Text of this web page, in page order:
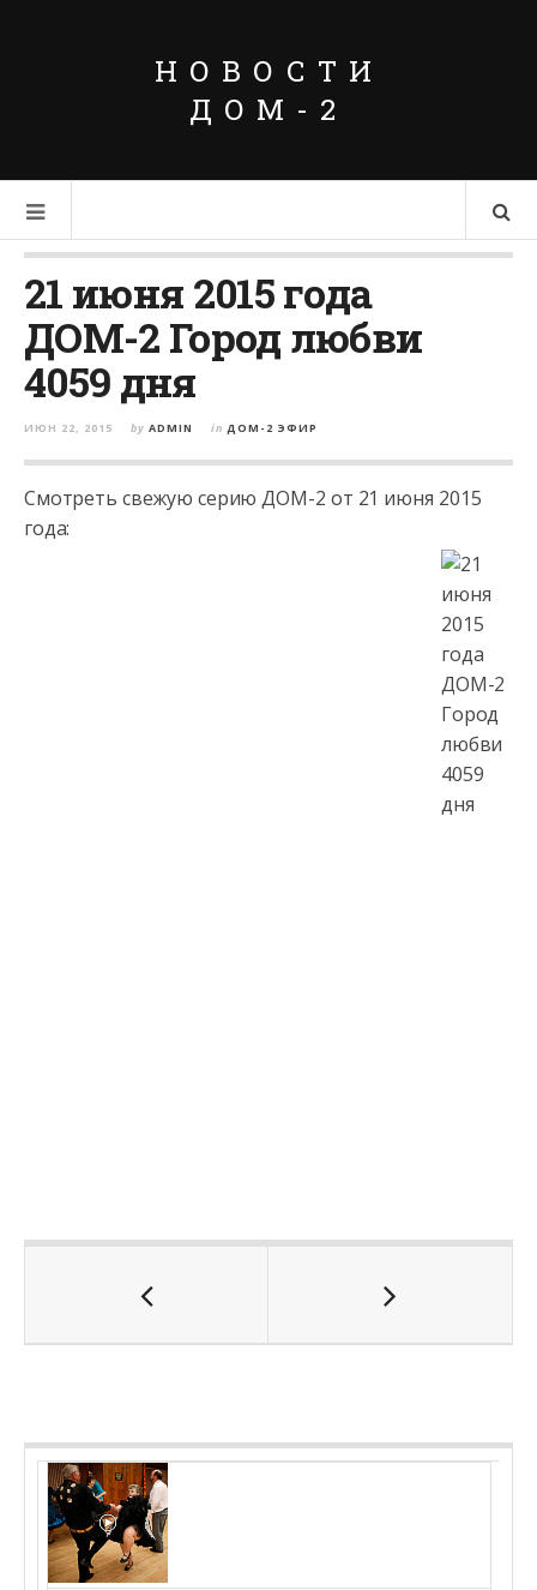
НОВОСТИ
ДОМ-2
21 июня 2015 года
ДОМ-2 Город любви
4059 дня
ИЮН 22, 2015 by ADMIN in ДОМ-2 ЭФИР
Смотреть свежую серию ДОМ-2 от 21 июня 2015
года: